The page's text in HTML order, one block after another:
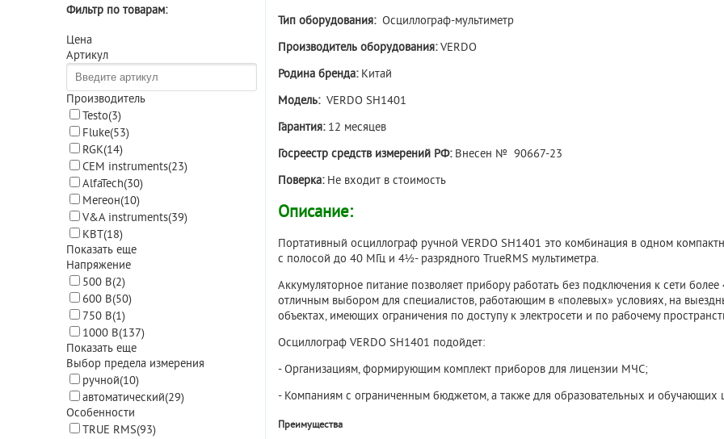
Фильтр по товарам:
Цена
Артикул
Производитель
Testo(3)
Fluke(53)
RGK(14)
CEM instruments(23)
AlfaTech(30)
Мегеон(10)
V&A instruments(39)
КВТ(18)
Показать еще
Напряжение
500 В(2)
600 В(50)
750 В(1)
1000 В(137)
Показать еще
Выбор предела измерения
ручной(10)
автоматический(29)
Особенности
TRUE RMS(93)
Тип оборудования: Осциллограф-мультиметр
Производитель оборудования:VERDO
Родина бренда:Китай
Модель: VERDO SH1401
Гарантия:12 месяцев
Госреестр средств измерений РФ:Внесен № 90667-23
Поверка:Не входит в стоимость
Описание:
Портативный осциллограф ручной VERDO SH1401 это комбинация в одном
с полосой до 40 МГц и 4½- разрядного TrueRMS мультиметра.
Аккумуляторное питание позволяет прибору работать без подключения к сети
отличным выбором для специалистов, работающим в «полевых» условиях, на
объектах, имеющих ограничения по доступу к электросети и по рабочему
Осциллограф VERDO SH1401 подойдет:
- Организациям, формирующим комплект приборов для лицензии МЧС;
- Компаниям с ограниченным бюджетом, а также для образовательных и обучающих
Преимущества